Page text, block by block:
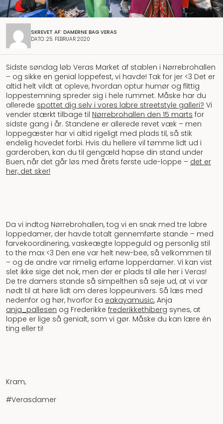
SKREVET AF: DAMERNE BAG VERAS
DATO: 25. FEBRUAR 2020
Sidste søndag løb Veras Market af stablen i Nørrebrohallen
– og sikke en genial loppefest, vi havde! Tak for jer <3 Det er
altid helt vildt at opleve, hvordan optur humør og flittig
loppestemning spreder sig i hele rummet. Måske har du
allerede spottet dig selv i vores labre streetstyle galleri? Vi
vender stærkt tilbage til Nørrebrohallen den 15 marts for
sidste gang i år. Standene er allerede revet væk – men
loppegæster har vi altid rigeligt med plads til, så stik
endelig hovedet forbi. Hvis du hellere vil tømme lidt ud i
garderoben, kan du til gengæld hapse din stand under
Buen, når det går løs med årets første ude-loppe – det er
her, det sker!
Da vi indtog Nørrebrohallen, tog vi en snak med tre labre
loppedamer, der havde totalt gennemførte stande – med
farvekoordinering, vaskeægte loppeguld og personlig stil
to the max <3 Den ene var helt new-bee, så velkommen til
– og de andre var rimelig erfarne lopperdamer. Vi kan vist
slet ikke sige det nok, men der er plads til alle her i Veras!
De tre damers stande så simpelthen så seje ud, at vi var
nødt til at høre lidt om deres loppeunivers. Så læs med
nedenfor og hør, hvorfor Ea eakayamusic, Anja
anja_pallesen og Frederikke frederikkethiberg synes, at
loppe er lige så genialt, som vi gør. Måske du kan lære én
ting eller ti!
Kram,
#Verasdamer